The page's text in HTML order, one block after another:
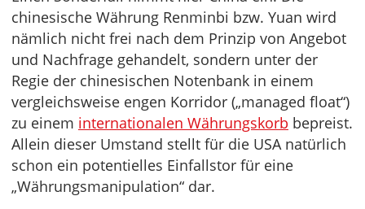
chinesische Währung Renminbi bzw. Yuan wird
nämlich nicht frei nach dem Prinzip von Angebot
und Nachfrage gehandelt, sondern unter der
Regie der chinesischen Notenbank in einem
vergleichsweise engen Korridor („managed float“)
zu einem internationalen Währungskorb bepreist.
Allein dieser Umstand stellt für die USA natürlich
schon ein potentielles Einfallstor für eine
„Währungsmanipulation“ dar.